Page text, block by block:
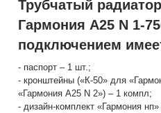
Трубчатый
Гармония А25 N 1-
подключением
- паспорт – 1 шт.;
- кронштейны («К-50» для
«Гармония А25 N 2») – 1 компл;
- дизайн-комплект «Гармония